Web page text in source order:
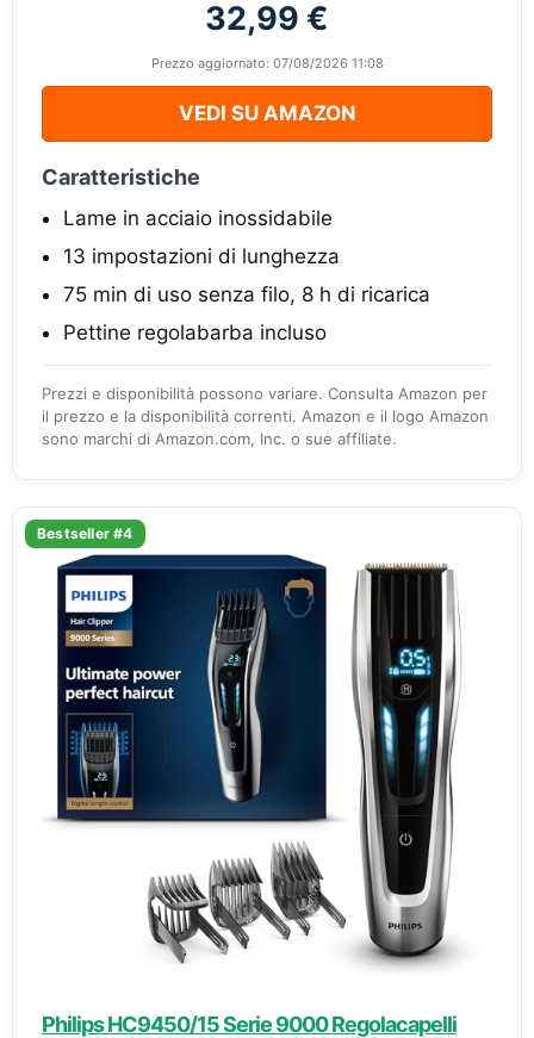
32,99 €
Prezzo aggiornato: 07/08/2026 11:08
VEDI SU AMAZON
Caratteristiche
Lame in acciaio inossidabile
13 impostazioni di lunghezza
75 min di uso senza filo, 8 h di ricarica
Pettine regolabarba incluso
Prezzi e disponibilità possono variare. Consulta Amazon per
il prezzo e la disponibilità correnti. Amazon e il logo Amazon
sono marchi di Amazon.com, Inc. o sue affiliate.
Bestseller #4
Philips HC9450/15 Serie 9000 Regolacapelli